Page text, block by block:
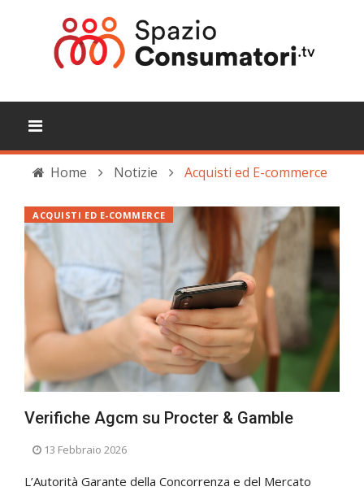
Home Notizie Acquisti ed E-commerce
Verifiche Agcm su Procter & Gamble
ACQUISTI ED E-COMMERCE
13 Febbraio 2026
L’Autorità Garante della Concorrenza e del Mercato